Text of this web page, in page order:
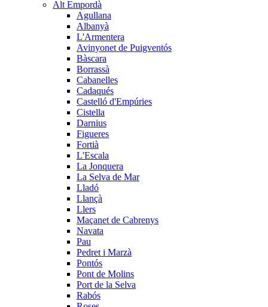
Alt Empordà
Agullana
Albanyà
L'Armentera
Avinyonet de Puigventós
Bàscara
Borrassà
Cabanelles
Cadaqués
Castelló d'Empúries
Cistella
Darnius
Figueres
Fortià
L'Escala
La Jonquera
La Selva de Mar
Lladó
Llançà
Llers
Maçanet de Cabrenys
Navata
Pau
Pedret i Marzà
Pontós
Pont de Molins
Port de la Selva
Rabós